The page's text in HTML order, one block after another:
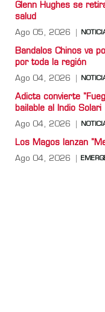
Glenn Hughes se
salud
Ago 05, 2026
Bandalos Chinos va
por toda la región
Ago 04, 2026
Adicta convierte
bailable al Indio Solari
Ago 04, 2026
Los Magos lanzan
Ago 04, 2026